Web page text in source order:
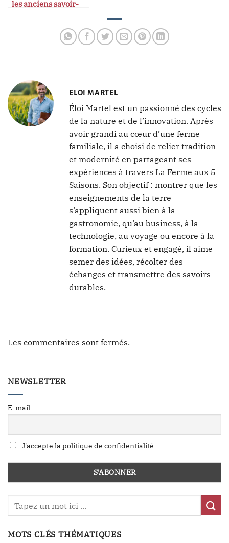
les anciens savoir-
ELOI MARTEL
Éloi Martel est un passionné des cycles
de la nature et de l’innovation. Après
avoir grandi au cœur d’une ferme
familiale, il a choisi de relier tradition
et modernité en partageant ses
expériences à travers La Ferme aux 5
Saisons. Son objectif : montrer que les
enseignements de la terre
s’appliquent aussi bien à la
gastronomie, qu’au business, à la
technologie, au voyage ou encore à la
formation. Curieux et engagé, il aime
semer des idées, récolter des
échanges et transmettre des savoirs
durables.
Les commentaires sont fermés.
NEWSLETTER
E-mail
J'accepte la politique de confidentialité
MOTS CLÉS THÉMATIQUES